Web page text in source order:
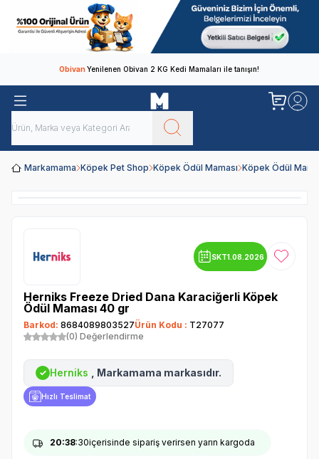
ObivanYenilenen Obivan 2 KG Kedi Mamaları ile tanışın!
Markamama Köpek Pet Shop Köpek Ödül Maması Köpek Ödül
SKT1.08.2026 Favoriye
Herniks Freeze Dried Dana Karaciğerli Köpek
Ödül Maması 40 gr
Barkod: 8684089803527Ürün Kodu : T27077
(0) Değerlendirme
✓ Herniks , Markamama markasıdır.
Hızlı Teslimat
20:38:30içerisinde sipariş verirsen yarın kargoda